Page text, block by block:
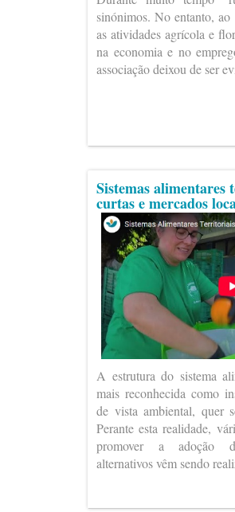
sinónimos. No entanto,
as atividades agrícola e
na economia e no
associação deixou de ser
Sistemas
curtas e mercados
A estrutura do sistema
mais reconhecida como
de vista ambiental, quer
Perante esta realidade,
promover a adoção
alternativos vêm sendo